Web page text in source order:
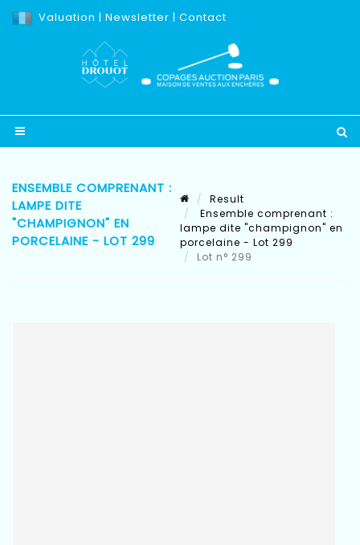
Valuation | Newsletter | Contact
ENSEMBLE COMPRENANT :
LAMPE DITE
"CHAMPIGNON" EN
PORCELAINE - LOT 299
Result
Ensemble comprenant :
lampe dite "champignon" en
porcelaine - Lot 299
Lot n° 299